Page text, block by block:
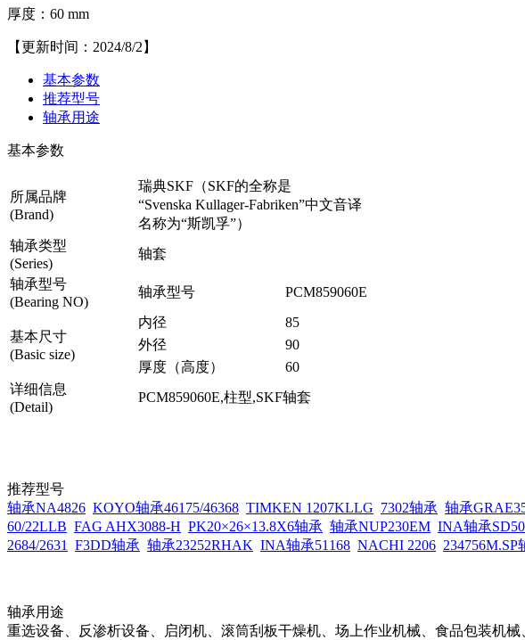
厚度：60 mm
【更新时间：2024/8/2】
基本参数
推荐型号
轴承用途
基本参数
所属品牌
(Brand)
瑞典SKF（SKF的全称是
“Svenska Kullager-Fabriken”中文音译
名称为“斯凯孚”）
轴承类型
(Series)
轴套
轴承型号
(Bearing NO)
轴承型号 PCM859060E
基本尺寸
(Basic size)
内径
85
外径
90
厚度（高度）
60
详细信息
(Detail)
PCM859060E,柱型,SKF轴套
推荐型号
轴承NA4826 KOYO轴承46175/46368 TIMKEN 1207KLLG 7302轴承 轴承
60/22LLB FAG AHX3088-H PK20×26×13.8X6轴承 轴承NUP230EM INA轴承
2684/2631
F3DD轴承 轴承23252RHAK INA轴承51168 NACHI 2206 234756M.SP
轴承用途
重选设备、反渗析设备、启闭机、滚筒刮板干燥机、场上作业机械、食品包装机